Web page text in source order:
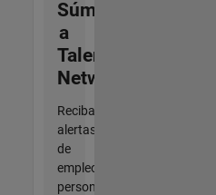
Súmese
a
Talent
Network
Reciba
alertas
de
empleo
personalizadas,